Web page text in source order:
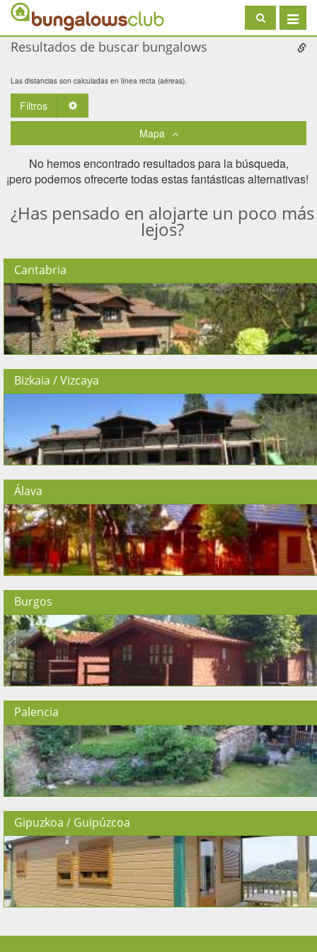
Toggle
Resultados de buscar bungalows
Las distancias son calculadas en línea recta (aéreas).
Filtros
Mapa
No hemos encontrado resultados para la búsqueda,
¡pero podemos ofrecerte todas estas fantásticas alternativas! ​
¿Has pensado en alojarte un poco más
lejos?
Cantabria
Bizkaia / Vizcaya
Álava
Burgos
Palencia
Gipuzkoa / Guipúzcoa